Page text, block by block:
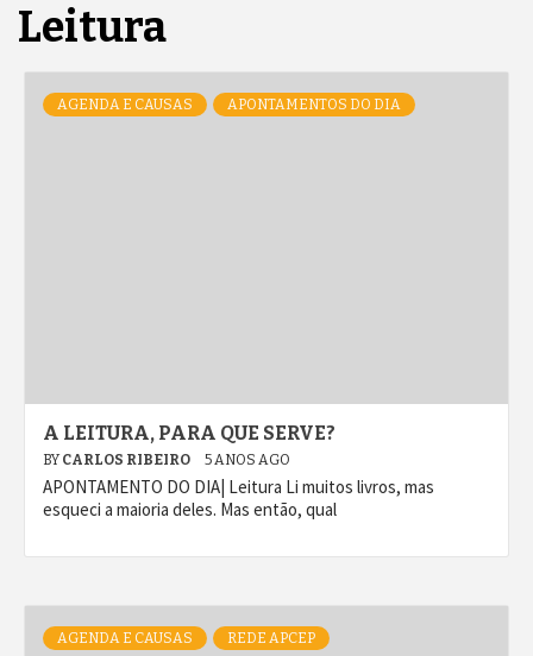
Leitura
AGENDA E CAUSAS APONTAMENTOS DO DIA
A LEITURA, PARA QUE SERVE?
BY CARLOS RIBEIRO 5 ANOS AGO
APONTAMENTO DO DIA| Leitura Li muitos livros, mas
esqueci a maioria deles. Mas então, qual
AGENDA E CAUSAS REDE APCEP